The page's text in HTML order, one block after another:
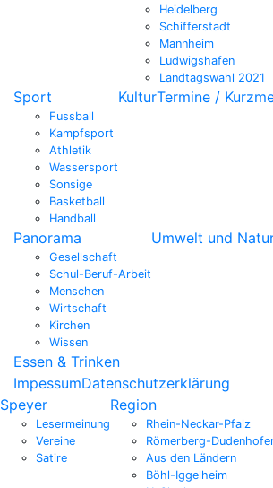
Heidelberg
Schifferstadt
Mannheim
Ludwigshafen
Landtagswahl 2021
Sport
Fussball
Kampfsport
Athletik
Wassersport
Sonsige
Basketball
Handball
KulturTermine /
Panorama
Gesellschaft
Schul-Beruf-Arbeit
Menschen
Wirtschaft
Kirchen
Wissen
Umwelt und
Essen & Trinken
ImpessumDatenschutzerklärung
Speyer
Lesermeinung
Vereine
Satire
Region
Rhein-Neckar-Pfalz
Römerberg-
Aus den Ländern
Böhl-Iggelheim